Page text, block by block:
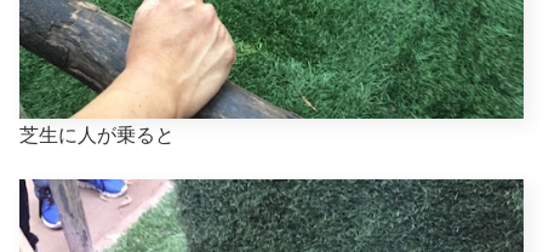
芝生に人が乗ると